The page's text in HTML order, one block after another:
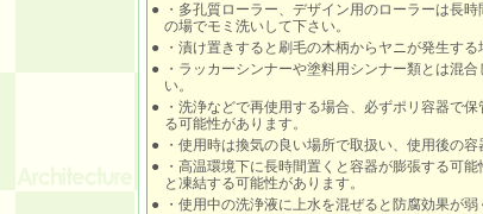
●
・多孔質ローラー、デザイン用のローラーは長
の場でモミ洗いして下さい。
●
・漬け置きすると刷毛の木柄からヤニが発生す
●
・ラッカーシンナーや塗料用シンナー類とは混
い。
●
・洗浄などで再使用する場合、必ずポリ容器で
る可能性があります。
●
・使用時は換気の良い場所で取扱い、使用後の容
●
・高温環境下に長時間置くと容器が膨張する可
と凍結する可能性があります。
●
・使用中の洗浄液に上水を混ぜると防腐効果が